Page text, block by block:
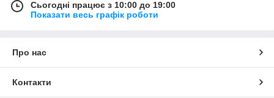
Сьогодні працює з 10:00 до 19:00
Показати весь графік роботи
Про нас
Контакти